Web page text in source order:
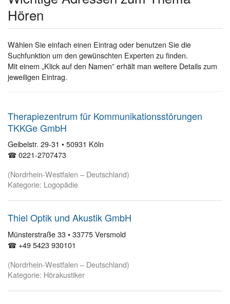
Hören
Wählen Sie einfach einen Eintrag oder benutzen Sie die
Suchfunktion um den gewünschten Experten zu finden.
Mit einem „Klick auf den Namen” erhält man weitere Details zum
jeweiligen Eintrag.
Therapiezentrum für Kommunikationsstörungen
TKKGe GmbH
Geibelstr. 29-31 • 50931 Köln
☎ 0221-2707473
(Nordrhein-Westfalen – Deutschland)
Kategorie: Logopädie
Thiel Optik und Akustik GmbH
Münsterstraße 33 • 33775 Versmold
☎ +49 5423 930101
(Nordrhein-Westfalen – Deutschland)
Kategorie: Hörakustiker